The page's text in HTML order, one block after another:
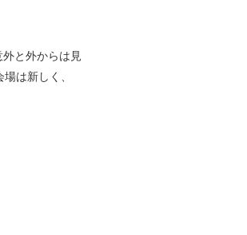
と外からは見
は新しく、